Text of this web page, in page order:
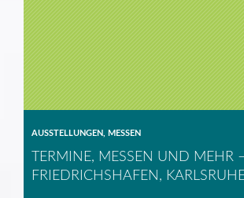
AUSSTELLUNGEN MESSEN
TERMINE, MESSEN UND MEHR
FRIEDRICHSHAFEN,